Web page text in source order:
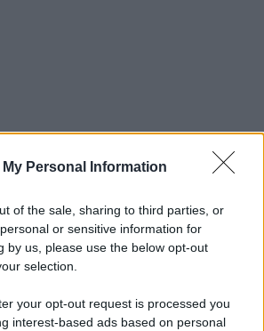
Personal Information
of the sale, sharing to third parties, or
or sensitive information for
by us, please use the below opt-out
selection.
your opt-out request is processed you
interest-based ads based on personal